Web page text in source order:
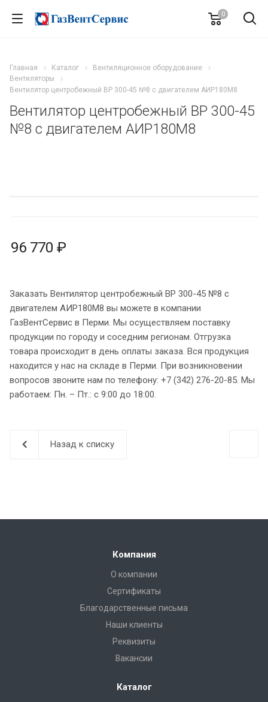
0
Главная Каталог
Вентиляционное оборудование
Вентиляторы
Вентилятор центробежный ВР 300-45 №8 с двигателем АИР180M8
Вентилятор центробежный ВР 300-45
№8 с двигателем АИР180M8
96 770 ₽
Заказать Вентилятор центробежный ВР 300-45 №8 с
двигателем АИР180M8 вы можете в компании
ГазВентСервис в Перми. Мы осуществляем поставку
продукции по городу и соседним регионам. Отгрузка
товара происходит в день оплаты заказа. Вся продукция
находится у нас на складе в Перми. При возникновении
вопросов звоните нам по телефону: +7 (342) 276-20-85. Мы
работаем: Пн. – Пт.: с 9:00 до 18:00.
Назад к списку
Компания
О компании
Сертификаты
Благодарственные письма
Наши клиенты
Реквизиты
Вакансии
Каталог